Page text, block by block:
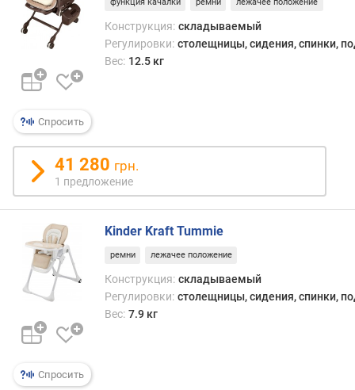
Спросить
функция качалки ремни лежачее положение
Конструкция: складываемый
Регулировки: столещницы, сидения, спинки,
Вес: 12.5 кг
41 280 грн.
1 предложение
Спросить
Kinder Kraft Tummie
ремни лежачее положение
Конструкция: складываемый
Регулировки: столещницы, сидения, спинки,
Вес: 7.9 кг